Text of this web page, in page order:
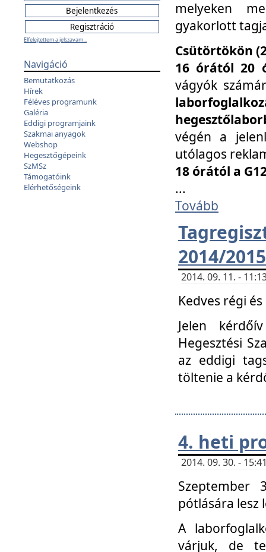
Elfelejtettem a jelszavam...
Navigáció
Bemutatkozás
Hírek
Féléves programunk
Galéria
Eddigi programjaink
Szakmai anyagok
Webshop
Hegesztőgépeink
SzMSz
Támogatóink
Elérhetőségeink
melyeken
gyakorlott
Csütörtökön
16 órától 20
vágyók
végén a
utólagos
18 órától a
...
Tovább
2014/
2014. 09. 11. -
Kedves régi
Jelen
Hegesztési
az eddigi
töltenie a
4. heti
2014. 09. 30. -
Szeptember
pótlására lesz
A
várjuk, de